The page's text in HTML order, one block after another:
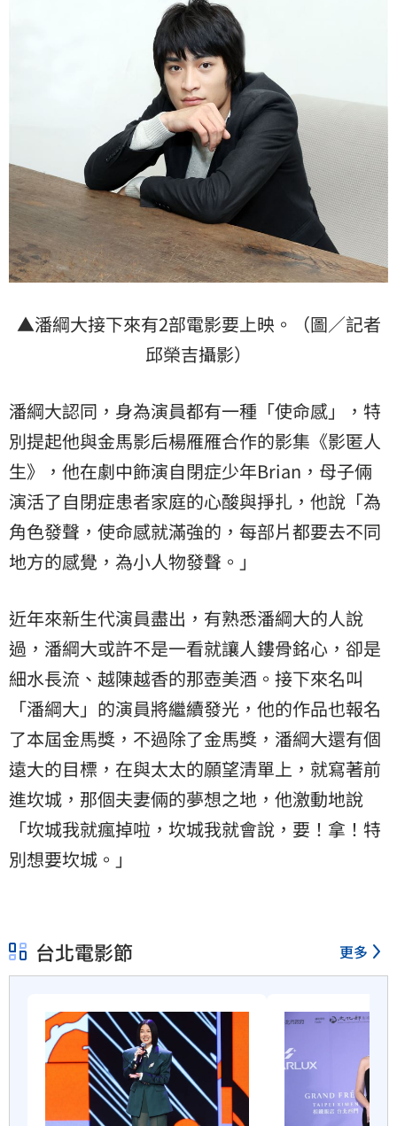
▲潘綱大接下來有2部電影要上映。（圖／記者
邱榮吉攝影）
潘綱大認同，身為演員都有一種「使命感」，特
別提起他與金馬影后楊雁雁合作的影集《影匿人
生》，他在劇中飾演自閉症少年Brian，母子倆
演活了自閉症患者家庭的心酸與掙扎，他說「為
角色發聲，使命感就滿強的，每部片都要去不同
地方的感覺，為小人物發聲。」
近年來新生代演員盡出，有熟悉潘綱大的人說
過，潘綱大或許不是一看就讓人鏤骨銘心，卻是
細水長流、越陳越香的那壺美酒。接下來名叫
「潘綱大」的演員將繼續發光，他的作品也報名
了本屆金馬獎，不過除了金馬獎，潘綱大還有個
遠大的目標，在與太太的願望清單上，就寫著前
進坎城，那個夫妻倆的夢想之地，他激動地說
「坎城我就瘋掉啦，坎城我就會說，要！拿！特
別想要坎城。」
台北電影節 更多